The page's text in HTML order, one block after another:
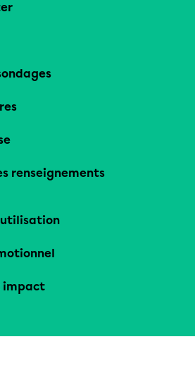
renseignements
impact